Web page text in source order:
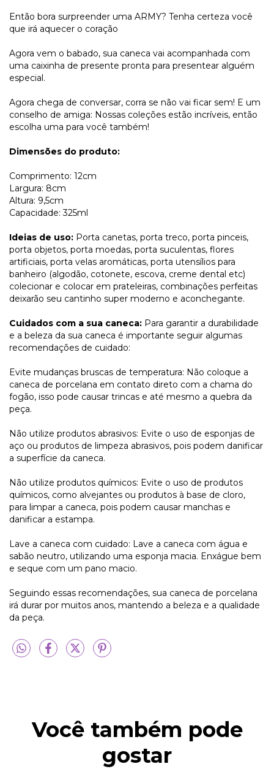
Então bora surpreender uma ARMY? Tenha certeza você
que irá aquecer o coração
Agora vem o babado, sua caneca vai acompanhada com
uma caixinha de presente pronta para presentear alguém
especial.
Agora chega de conversar, corra se não vai ficar sem! E um
conselho de amiga: Nossas coleções estão incríveis, então
escolha uma para você também!
Dimensões do produto:
Comprimento: 12cm
Largura: 8cm
Altura: 9,5cm
Capacidade: 325ml
Ideias de uso: Porta canetas, porta treco, porta pinceis,
porta objetos, porta moedas, porta suculentas, flores
artificiais, porta velas aromáticas, porta utensílios para
banheiro (algodão, cotonete, escova, creme dental etc)
colecionar e colocar em prateleiras, combinações perfeitas
deixarão seu cantinho super moderno e aconchegante.
Cuidados com a sua caneca: Para garantir a durabilidade
e a beleza da sua caneca é importante seguir algumas
recomendações de cuidado:
Evite mudanças bruscas de temperatura: Não coloque a
caneca de porcelana em contato direto com a chama do
fogão, isso pode causar trincas e até mesmo a quebra da
peça.
Não utilize produtos abrasivos: Evite o uso de esponjas de
aço ou produtos de limpeza abrasivos, pois podem danificar
a superfície da caneca.
Não utilize produtos químicos: Evite o uso de produtos
químicos, como alvejantes ou produtos à base de cloro,
para limpar a caneca, pois podem causar manchas e
danificar a estampa.
Lave a caneca com cuidado: Lave a caneca com água e
sabão neutro, utilizando uma esponja macia. Enxágue bem
e seque com um pano macio.
Seguindo essas recomendações, sua caneca de porcelana
irá durar por muitos anos, mantendo a beleza e a qualidade
da peça.
Você também pode
gostar